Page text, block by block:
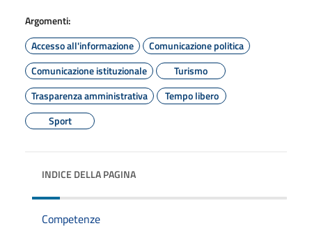
Argomenti:
Accesso all'informazione
Comunicazione politica
Comunicazione istituzionale
Turismo
Trasparenza amministrativa
Tempo libero
Sport
INDICE DELLA PAGINA
Competenze